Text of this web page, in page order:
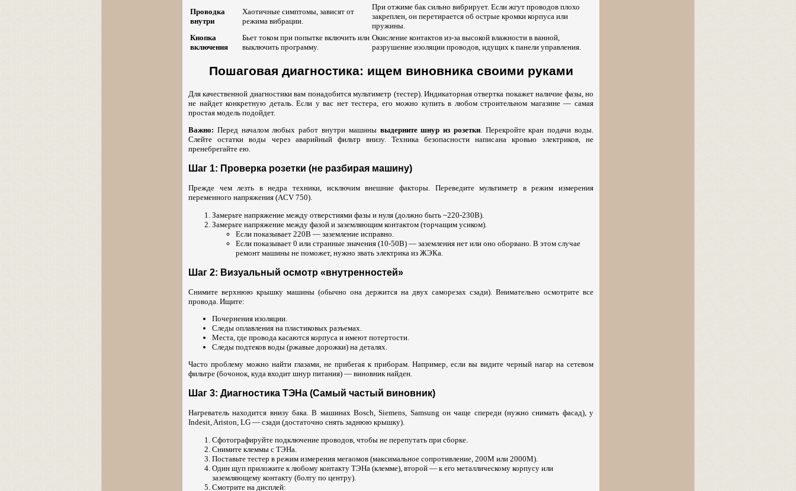
Проводка
внутри
Хаотичные симптомы, зависят от
режима вибрации.
При отжиме бак сильно вибрирует. Если жгут проводов плохо
закреплен, он перетирается об острые кромки корпуса или
пружины.
Кнопка
включения
Бьет током при попытке включить или
выключить программу.
Окисление контактов из-за высокой влажности в ванной,
разрушение изоляции проводов, идущих к панели управления.
Пошаговая диагностика: ищем виновника своими руками
Для качественной диагностики вам понадобится мультиметр (тестер). Индикаторная отвертка покажет наличие фазы, но
не найдет конкретную деталь. Если у вас нет тестера, его можно купить в любом строительном магазине — самая
простая модель подойдет.
Важно: Перед началом любых работ внутри машины выдерните шнур из розетки. Перекройте кран подачи воды.
Слейте остатки воды через аварийный фильтр внизу. Техника безопасности написана кровью электриков, не
пренебрегайте ею.
Шаг 1: Проверка розетки (не разбирая машину)
Прежде чем лезть в недра техники, исключим внешние факторы. Переведите мультиметр в режим измерения
переменного напряжения (ACV 750).
Замерьте напряжение между отверстиями фазы и нуля (должно быть ~220-230В).
Замерьте напряжение между фазой и заземляющим контактом (торчащим усиком).
Если показывает 220В — заземление исправно.
Если показывает 0 или странные значения (10-50В) — заземления нет или оно оборвано. В этом случае
ремонт машины не поможет, нужно звать электрика из ЖЭКа.
Шаг 2: Визуальный осмотр «внутренностей»
Снимите верхнюю крышку машины (обычно она держится на двух саморезах сзади). Внимательно осмотрите все
провода. Ищите:
Почернения изоляции.
Следы оплавления на пластиковых разъемах.
Места, где провода касаются корпуса и имеют потертости.
Следы подтеков воды (ржавые дорожки) на деталях.
Часто проблему можно найти глазами, не прибегая к приборам. Например, если вы видите черный нагар на сетевом
фильтре (бочонок, куда входит шнур питания) — виновник найден.
Шаг 3: Диагностика ТЭНа (Самый частый виновник)
Нагреватель находится внизу бака. В машинах Bosch, Siemens, Samsung он чаще спереди (нужно снимать фасад), у
Indesit, Ariston, LG — сзади (достаточно снять заднюю крышку).
Сфотографируйте подключение проводов, чтобы не перепутать при сборке.
Снимите клеммы с ТЭНа.
Поставьте тестер в режим измерения мегаомов (максимальное сопротивление, 200М или 2000М).
Один щуп приложите к любому контакту ТЭНа (клемме), второй — к его металлическому корпусу или
заземляющему контакту (болту по центру).
Смотрите на дисплей: